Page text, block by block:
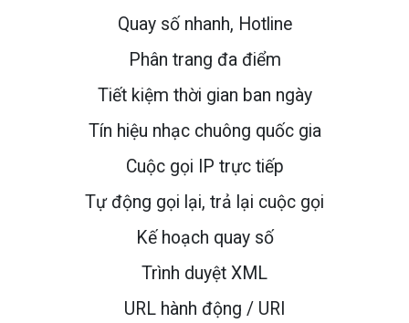
Quay số nhanh, Hotline
Phân trang đa điểm
Tiết kiệm thời gian ban ngày
Tín hiệu nhạc chuông quốc gia
Cuộc gọi IP trực tiếp
Tự động gọi lại, trả lại cuộc gọi
Kế hoạch quay số
Trình duyệt XML
URL hành động / URI